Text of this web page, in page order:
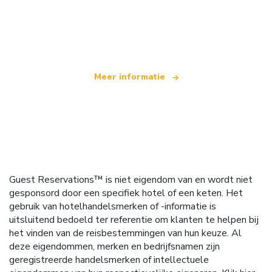
Meer informatie
Guest Reservations™ is niet eigendom van en wordt niet
gesponsord door een specifiek hotel of een keten. Het
gebruik van hotelhandelsmerken of -informatie is
uitsluitend bedoeld ter referentie om klanten te helpen bij
het vinden van de reisbestemmingen van hun keuze. Al
deze eigendommen, merken en bedrijfsnamen zijn
geregistreerde handelsmerken of intellectuele